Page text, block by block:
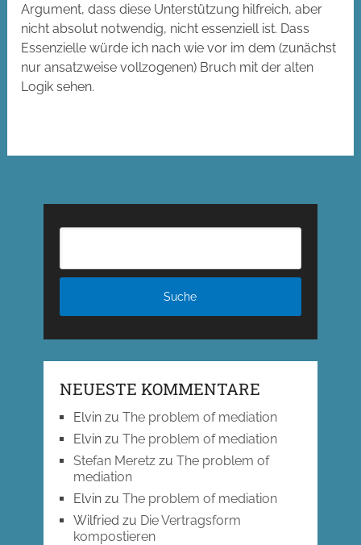
Argument, dass diese Unterstützung hilfreich, aber
nicht absolut notwendig, nicht essenziell ist. Dass
Essenzielle würde ich nach wie vor im dem (zunächst
nur ansatzweise vollzogenen) Bruch mit der alten
Logik sehen.
NEUESTE KOMMENTARE
Elvinzu The problem of mediation
Elvinzu The problem of mediation
Stefan Meretzzu The problem of
mediation
Elvinzu The problem of mediation
Wilfried zu Die Vertragsform
kompostieren